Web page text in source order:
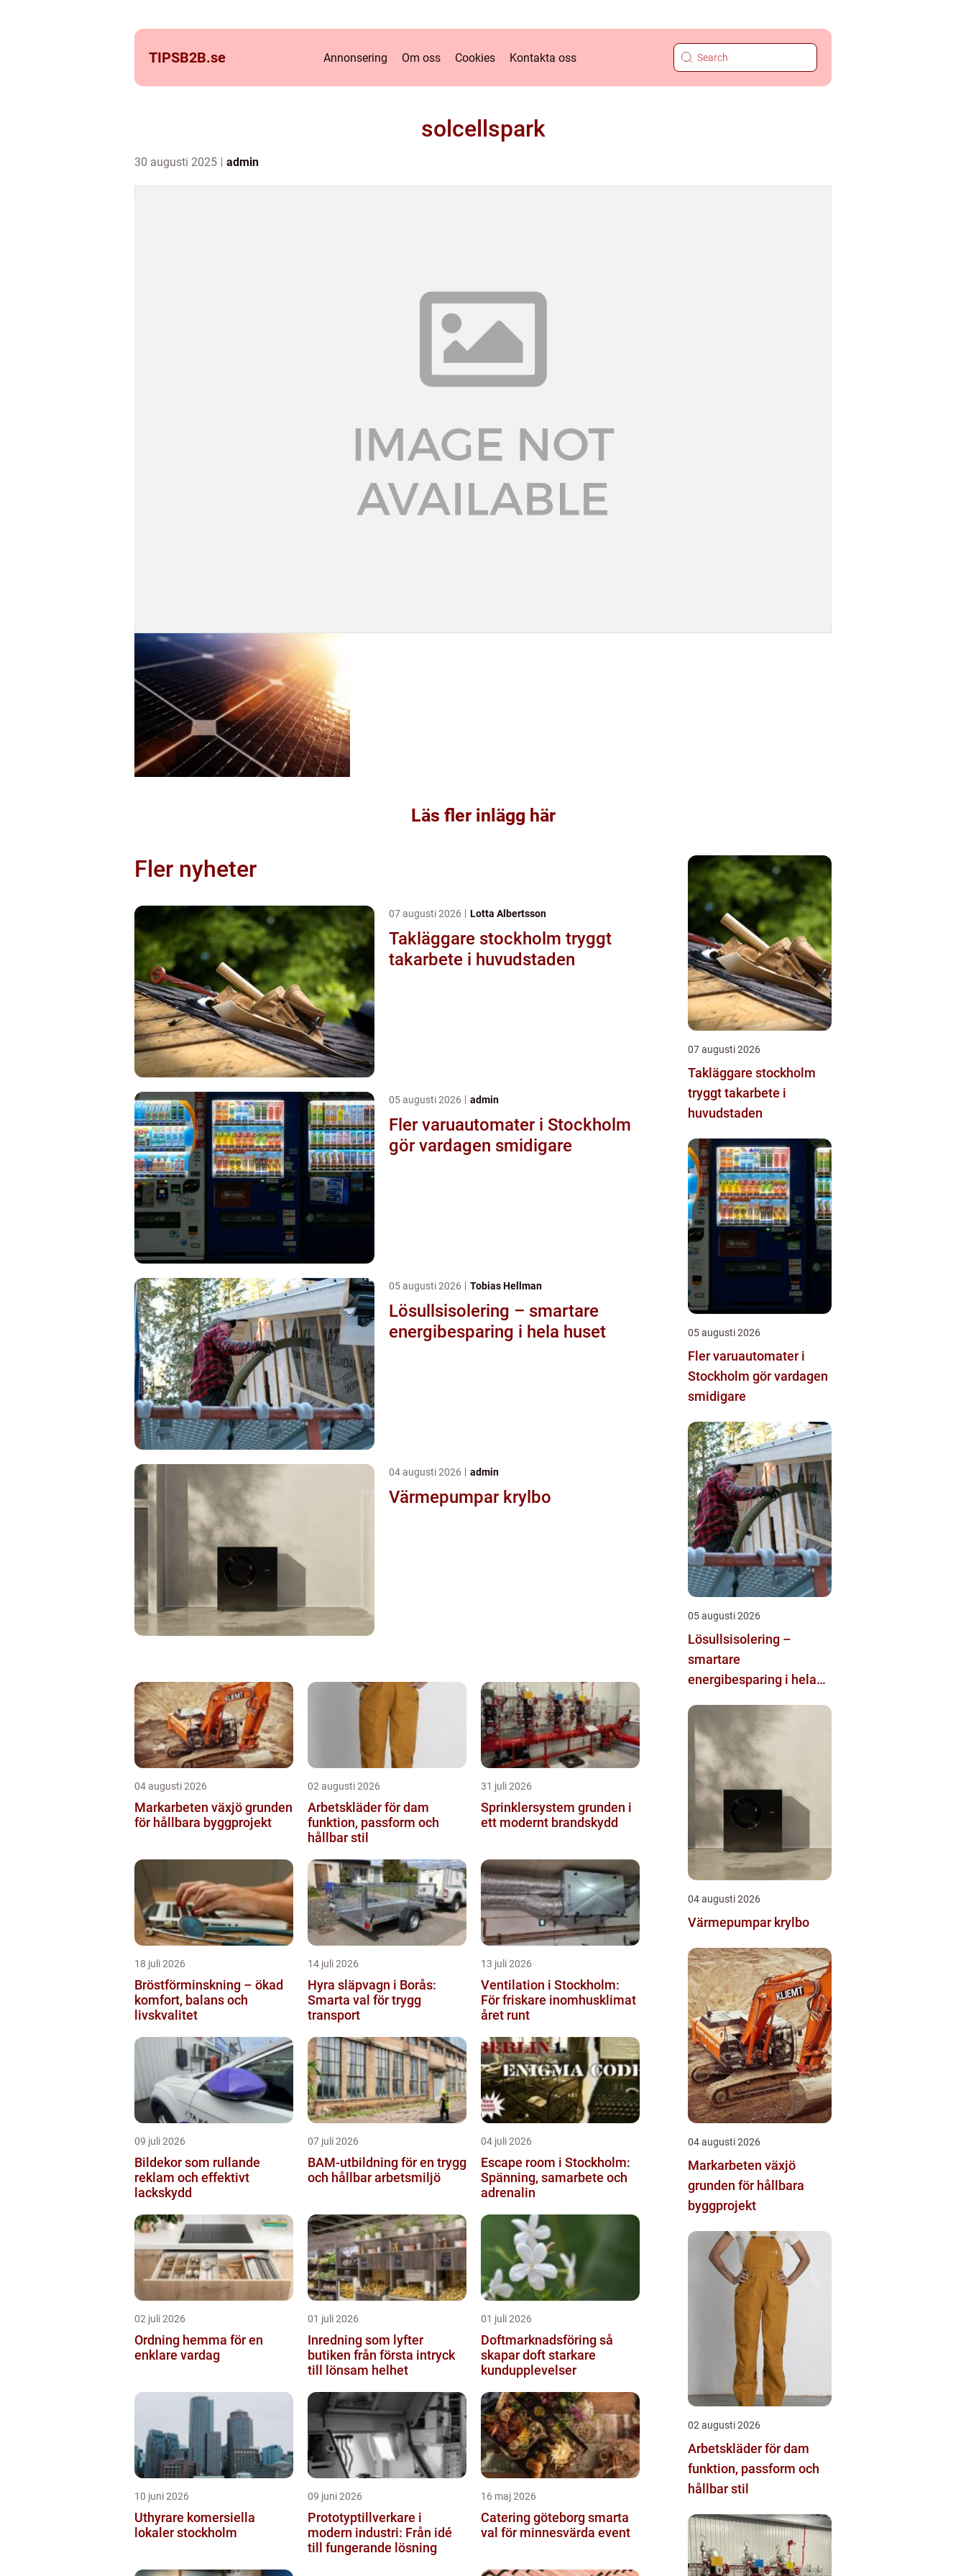
TIPSB2B.se Annonsering Om oss Cookies Kontakta oss
solcellspark
30 augusti 2025 admin
Läs fler inlägg här
Fler nyheter
07 augusti 2026 Lotta Albertsson
Takläggare stockholm tryggt
takarbete i huvudstaden
05 augusti 2026 admin
Fler varuautomater i Stockholm
gör vardagen smidigare
05 augusti 2026 Tobias Hellman
Lösullsisolering – smartare
energibesparing i hela huset
04 augusti 2026 admin
Värmepumpar krylbo
04 augusti 2026
Markarbeten växjö grunden
för hållbara byggprojekt
02 augusti 2026
Arbetskläder för dam
funktion, passform och
hållbar stil
31 juli 2026
Sprinklersystem grunden i
ett modernt brandskydd
18 juli 2026
Bröstförminskning – ökad
komfort, balans och
livskvalitet
14 juli 2026
Hyra släpvagn i Borås:
Smarta val för trygg
transport
13 juli 2026
Ventilation i Stockholm:
För friskare inomhusklimat
året runt
09 juli 2026
Bildekor som rullande
reklam och effektivt
lackskydd
07 juli 2026
BAM-utbildning för en trygg
och hållbar arbetsmiljö
04 juli 2026
Escape room i Stockholm:
Spänning, samarbete och
adrenalin
02 juli 2026
Ordning hemma för en
enklare vardag
01 juli 2026
Inredning som lyfter
butiken från första intryck
till lönsam helhet
01 juli 2026
Doftmarknadsföring så
skapar doft starkare
kundupplevelser
10 juni 2026
Uthyrare komersiella
lokaler stockholm
09 juni 2026
Prototyptillverkare i
modern industri: Från idé
till fungerande lösning
16 maj 2026
Catering göteborg smarta
val för minnesvärda event
07 augusti 2026
Takläggare stockholm
tryggt takarbete i
huvudstaden
05 augusti 2026
Fler varuautomater i
Stockholm gör vardagen
smidigare
05 augusti 2026
Lösullsisolering –
smartare
energibesparing i hela
04 augusti 2026
Värmepumpar krylbo
04 augusti 2026
Markarbeten växjö
grunden för hållbara
byggprojekt
02 augusti 2026
Arbetskläder för dam
funktion, passform och
hållbar stil